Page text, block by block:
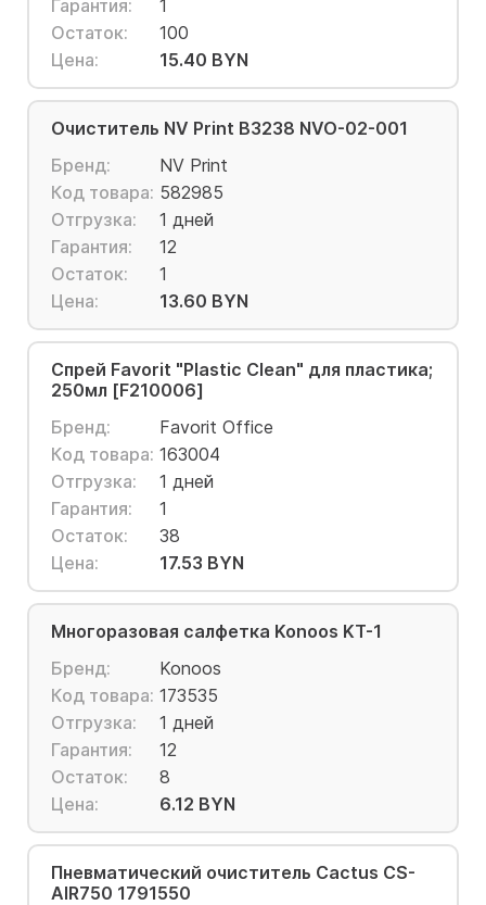
Гарантия:
1
Остаток:
100
Цена:
15.40 BYN
Очиститель NV Print B3238 NVO-02-001
Бренд:
NV Print
Код товара: 582985
Отгрузка:
1 дней
Гарантия:
12
Остаток:
1
Цена:
13.60 BYN
Спрей Favorit "Plastic Clean" для пластика;
250мл [F210006]
Бренд:
Favorit Office
Код товара: 163004
Отгрузка:
1 дней
Гарантия:
1
Остаток:
38
Цена:
17.53 BYN
Многоразовая салфетка Konoos KT-1
Бренд:
Konoos
Код товара: 173535
Отгрузка:
1 дней
Гарантия:
12
Остаток:
8
Цена:
6.12 BYN
Пневматический очиститель Cactus CS-
AIR750 1791550